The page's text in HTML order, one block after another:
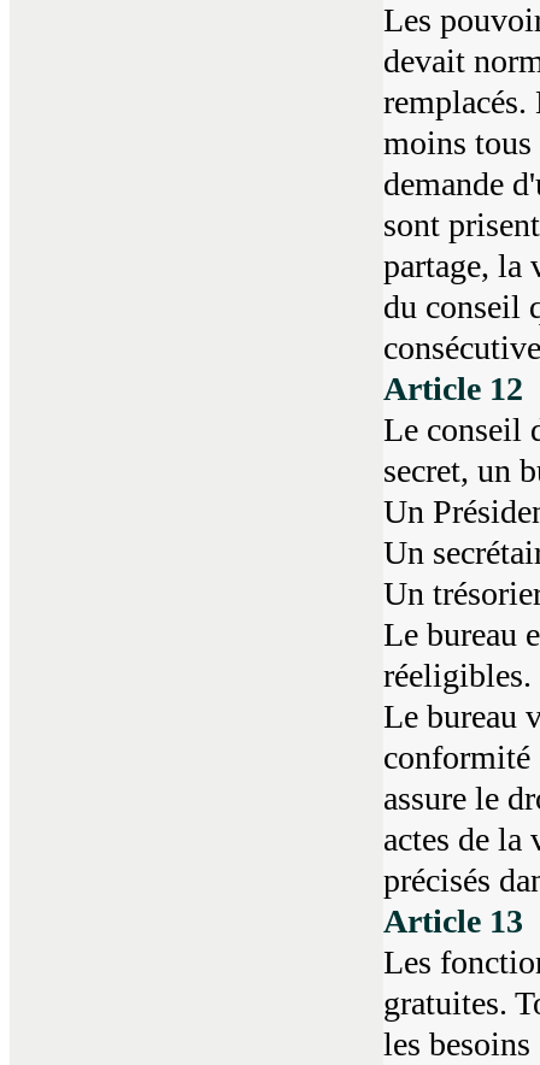
Les
devait
moins
demande
sont
partage, la
du conseil
Article 12
Le conseil
secret, un
Un
Un
Un
Le bureau
réeligibles.
Le bureau
conformité
assure le
actes de la
précisés
Article 13
Les
gratuites.
les